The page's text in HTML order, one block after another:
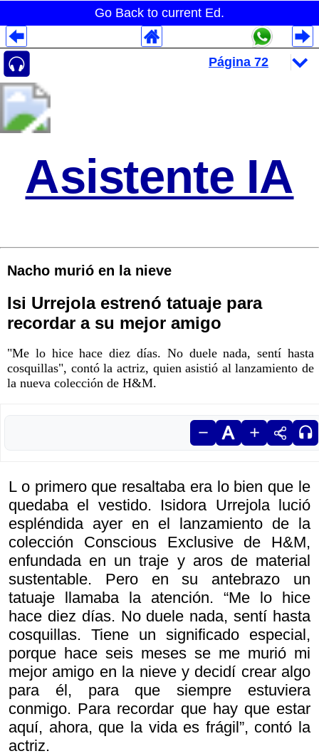
Go Back to current Ed.
Asistente IA
Nacho murió en la nieve
Isi Urrejola estrenó tatuaje para
recordar a su mejor amigo
"Me lo hice hace diez días. No duele nada, sentí hasta
cosquillas", contó la actriz, quien asistió al lanzamiento de
la nueva colección de H&M.
L o primero que resaltaba era lo bien que le
quedaba el vestido. Isidora Urrejola lució
espléndida ayer en el lanzamiento de la
colección Conscious Exclusive de H&M,
enfundada en un traje y aros de material
sustentable. Pero en su antebrazo un
tatuaje llamaba la atención. “Me lo hice
hace diez días. No duele nada, sentí hasta
cosquillas. Tiene un significado especial,
porque hace seis meses se me murió mi
mejor amigo en la nieve y decidí crear algo
para él, para que siempre estuviera
conmigo. Para recordar que hay que estar
aquí, ahora, que la vida es frágil”, contó la
actriz.
Despliegues Analytics
Despliegues Totales
Despliegues por Rubros